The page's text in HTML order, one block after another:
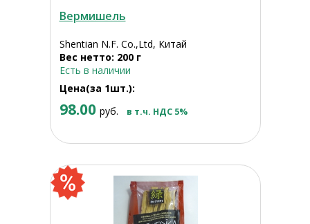
Вермишель
Shentian N.F. Co.,Ltd, Китай
Вес нетто: 200 г
Есть в наличии
Цена(за 1шт.):
98.00 руб. в т.ч. НДС 5%